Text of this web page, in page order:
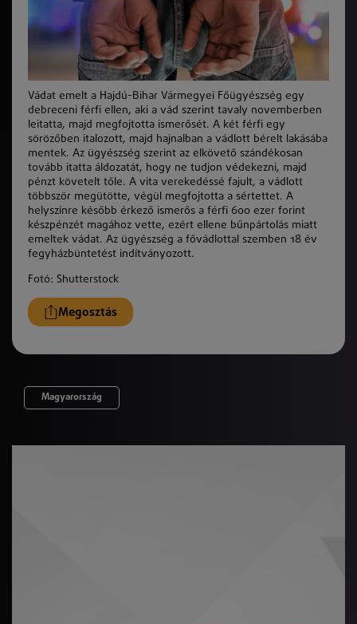
Vádat emelt a Hajdú-Bihar Vármegyei Főügyészség egy
debreceni férfi ellen, aki a vád szerint tavaly novemberben
leitatta, majd megfojtotta ismerősét. A két férfi egy
sörözőben italozott, majd hajnalban a vádlott bérelt lakásába
mentek. Az ügyészség szerint az elkövető szándékosan
tovább itatta áldozatát, hogy ne tudjon védekezni, majd
pénzt követelt tőle. A vita verekedéssé fajult, a vádlott
többször megütötte, végül megfojtotta a sértettet. A
helyszínre később érkező ismerős a férfi 600 ezer forint
készpénzét magához vette, ezért ellene bűnpártolás miatt
emeltek vádat. Az ügyészség a fővádlottal szemben 18 év
fegyházbüntetést indítványozott.
Fotó: Shutterstock
Megosztás
Magyarország